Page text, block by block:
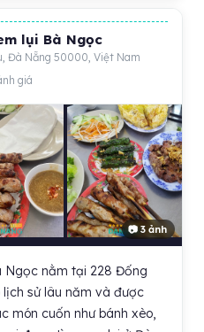
lụi Bà Ngọc
Đà Nẵng 50000, Việt Nam
giá
📷 3 ảnh
Ngọc nằm tại 228 Đống
sử lâu năm và được
món cuốn như bánh xèo,